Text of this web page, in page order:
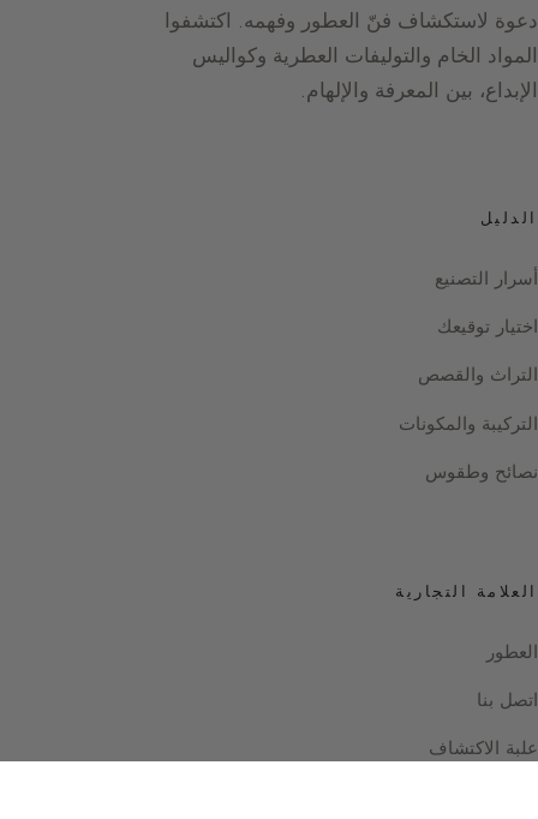
دعوة لاستكشاف فنّ العطور وفهمه. اكتشفوا
المواد الخام والتوليفات العطرية وكواليس
الإبداع، بين المعرفة والإلهام.
الدليل
أسرار التصنيع
اختيار توقيعك
التراث والقصص
التركيبة والمكونات
نصائح وطقوس
العلامة التجارية
العطور
اتصل بنا
علبة الاكتشاف